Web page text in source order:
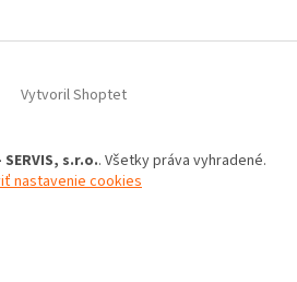
Vytvoril Shoptet
SERVIS, s.r.o.. Všetky práva vyhradené.
nastavenie cookies